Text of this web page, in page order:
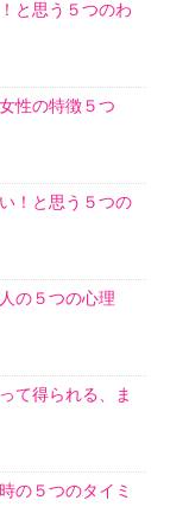
と思う５つのわ
性の特徴５つ
！と思う５つの
の５つの心理
て得られる、ま
の５つのタイミ